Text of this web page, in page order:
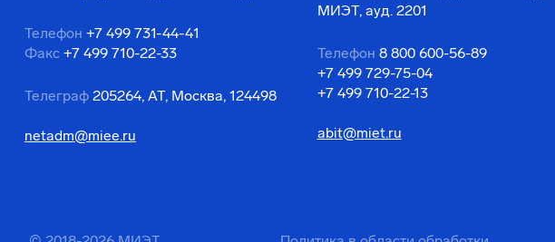
Телефон +7 499 731-44-41
Факс +7 499 710-22-33
Телеграф 205264, АТ, Москва, 124498
netadm@miee.ru
МИЭТ, ауд. 2201
Телефон 8 800 600-56-89
+7 499 729-75-04
+7 499 710-22-13
abit@miet.ru